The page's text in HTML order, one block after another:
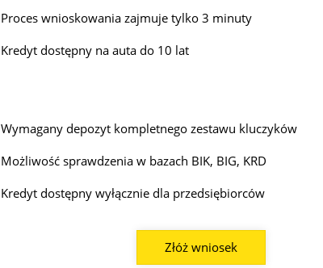
Proces wnioskowania zajmuje tylko 3 minuty
Kredyt dostępny na auta do 10 lat
Wymagany depozyt kompletnego zestawu kluczyków
Możliwość sprawdzenia w bazach BIK, BIG, KRD
Kredyt dostępny wyłącznie dla przedsiębiorców
Złóż wniosek